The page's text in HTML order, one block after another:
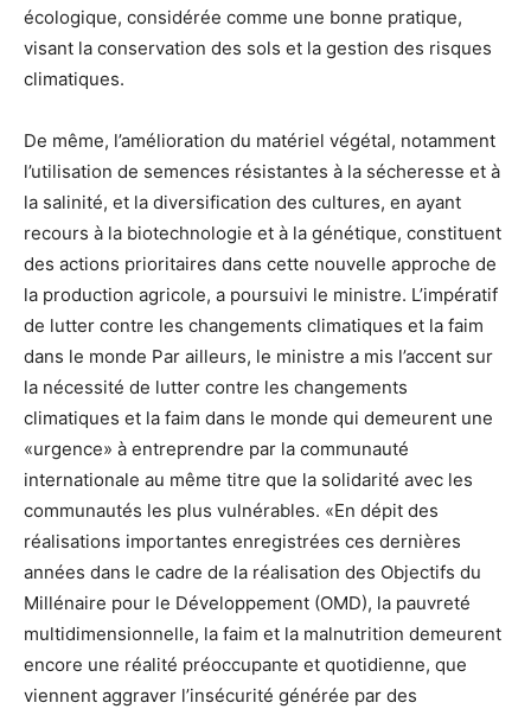
écologique, considérée comme une bonne pratique,
visant la conservation des sols et la gestion des risques
climatiques.
De même, l’amélioration du matériel végétal, notamment
l’utilisation de semences résistantes à la sécheresse et à
la salinité, et la diversification des cultures, en ayant
recours à la biotechnologie et à la génétique, constituent
des actions prioritaires dans cette nouvelle approche de
la production agricole, a poursuivi le ministre. L’impératif
de lutter contre les changements climatiques et la faim
dans le monde Par ailleurs, le ministre a mis l’accent sur
la nécessité de lutter contre les changements
climatiques et la faim dans le monde qui demeurent une
«urgence» à entreprendre par la communauté
internationale au même titre que la solidarité avec les
communautés les plus vulnérables. «En dépit des
réalisations importantes enregistrées ces dernières
années dans le cadre de la réalisation des Objectifs du
Millénaire pour le Développement (OMD), la pauvreté
multidimensionnelle, la faim et la malnutrition demeurent
encore une réalité préoccupante et quotidienne, que
viennent aggraver l’insécurité générée par des